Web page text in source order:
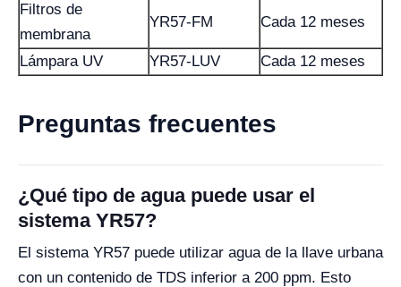
Filtros de
membrana
YR57-FM Cada 12 meses
Lámpara UV YR57-LUV Cada 12 meses
Preguntas frecuentes
¿Qué tipo de agua puede usar el
sistema YR57?
El sistema YR57 puede utilizar agua de la llave urbana
con un contenido de TDS inferior a 200 ppm. Esto